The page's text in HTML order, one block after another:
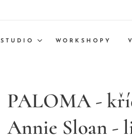
STUDIO WORKSHOPY
PALOMA -
Annie Sloan -